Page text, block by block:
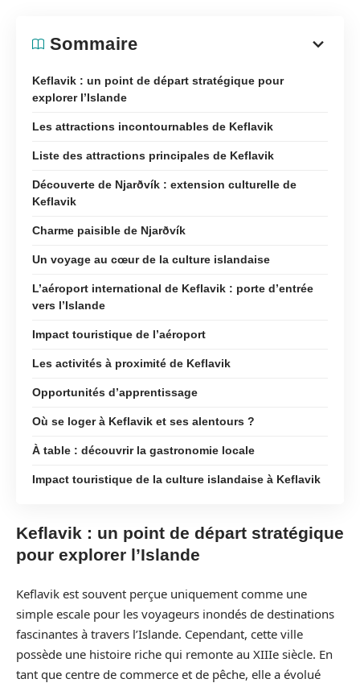
Sommaire
Keflavik : un point de départ stratégique pour
explorer l’Islande
Les attractions incontournables de Keflavik
Liste des attractions principales de Keflavik
Découverte de Njarðvík : extension culturelle de
Keflavik
Charme paisible de Njarðvík
Un voyage au cœur de la culture islandaise
L’aéroport international de Keflavik : porte d’entrée
vers l’Islande
Impact touristique de l’aéroport
Les activités à proximité de Keflavik
Opportunités d’apprentissage
Où se loger à Keflavik et ses alentours ?
À table : découvrir la gastronomie locale
Impact touristique de la culture islandaise à Keflavik
Keflavik : un point de départ stratégique
pour explorer l’Islande
Keflavik est souvent perçue uniquement comme une
simple escale pour les voyageurs inondés de destinations
fascinantes à travers l’Islande. Cependant, cette ville
possède une histoire riche qui remonte au XIIIe siècle. En
tant que centre de commerce et de pêche, elle a évolué